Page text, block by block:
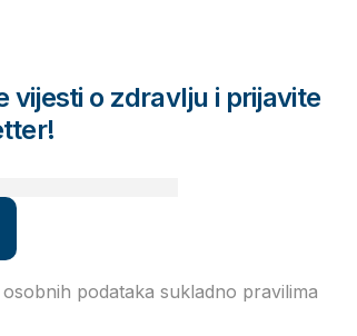
vijesti o zdravlju i prijavite
podataka sukladno pravilima